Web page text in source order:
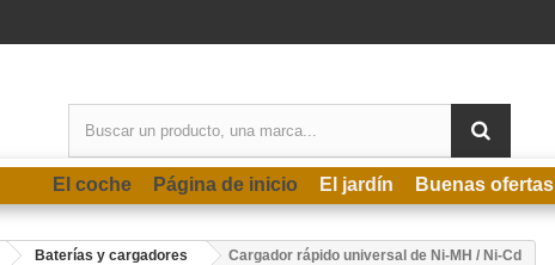
El coche Página de inicio El jardín Buenas ofertas
Baterías y cargadores Cargador rápido universal de Ni-MH / Ni-Cd